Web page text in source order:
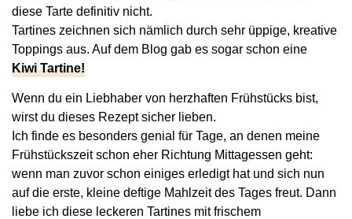
diese Tarte definitiv nicht.
Tartines zeichnen sich nämlich durch sehr üppige, kreative
Toppings aus. Auf dem Blog gab es sogar schon eine
Kiwi Tartine!
Wenn du ein Liebhaber von herzhaften Frühstücks bist,
wirst du dieses Rezept sicher lieben.
Ich finde es besonders genial für Tage, an denen meine
Frühstückszeit schon eher Richtung Mittagessen geht:
wenn man zuvor schon einiges erledigt hat und sich nun
auf die erste, kleine deftige Mahlzeit des Tages freut. Dann
liebe ich diese leckeren Tartines mit frischem